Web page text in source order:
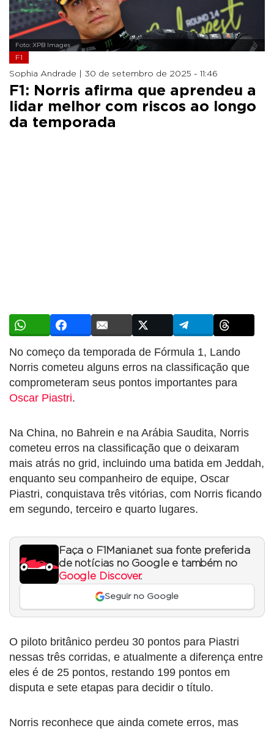
Foto: XPB Images
F1
Sophia Andrade | 30 de setembro de 2025 - 11:46
F1: Norris afirma que aprendeu a
lidar melhor com riscos ao longo
da temporada
No começo da temporada de Fórmula 1, Lando
Norris cometeu alguns erros na classificação que
comprometeram seus pontos importantes para
Oscar Piastri.
Na China, no Bahrein e na Arábia Saudita, Norris
cometeu erros na classificação que o deixaram
mais atrás no grid, incluindo uma batida em Jeddah,
enquanto seu companheiro de equipe, Oscar
Piastri, conquistava três vitórias, com Norris ficando
em segundo, terceiro e quarto lugares.
Faça o F1Mania.net sua fonte preferida
de notícias no Google e também no
Google Discover.
Seguir no Google
O piloto britânico perdeu 30 pontos para Piastri
nessas três corridas, e atualmente a diferença entre
eles é de 25 pontos, restando 199 pontos em
disputa e sete etapas para decidir o título.
Norris reconhece que ainda comete erros, mas